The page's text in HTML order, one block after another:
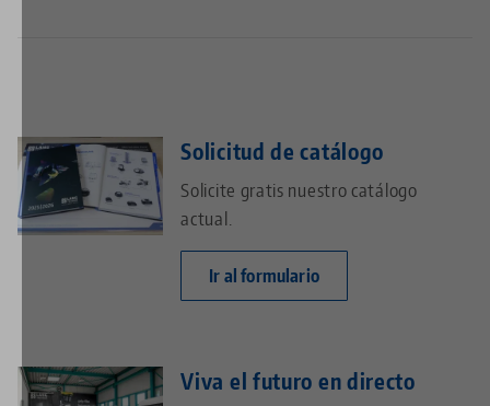
Solicitud de catálogo
Solicite gratis nuestro catálogo
actual.
Ir al formulario
Viva el futuro en directo